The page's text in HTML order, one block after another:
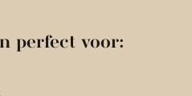
perfect voor: